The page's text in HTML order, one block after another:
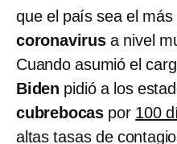
que el país sea el más
coronavirusa nivel
Cuando asumió el
Biden pidió a los
cubrebocas por 100
altas tasas de